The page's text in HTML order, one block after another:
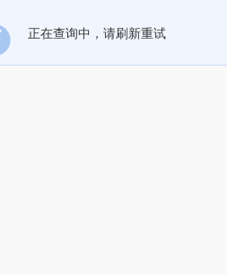
正在查询中，请刷新重试